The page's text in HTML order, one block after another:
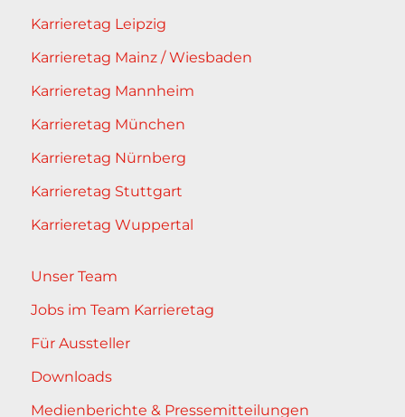
Karrieretag Leipzig
Karrieretag Mainz / Wiesbaden
Karrieretag Mannheim
Karrieretag München
Karrieretag Nürnberg
Karrieretag Stuttgart
Karrieretag Wuppertal
Unser Team
Jobs im Team Karrieretag
Für Aussteller
Downloads
Medienberichte & Pressemitteilungen